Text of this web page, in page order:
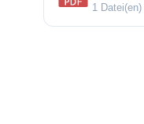
1 Datei(en)